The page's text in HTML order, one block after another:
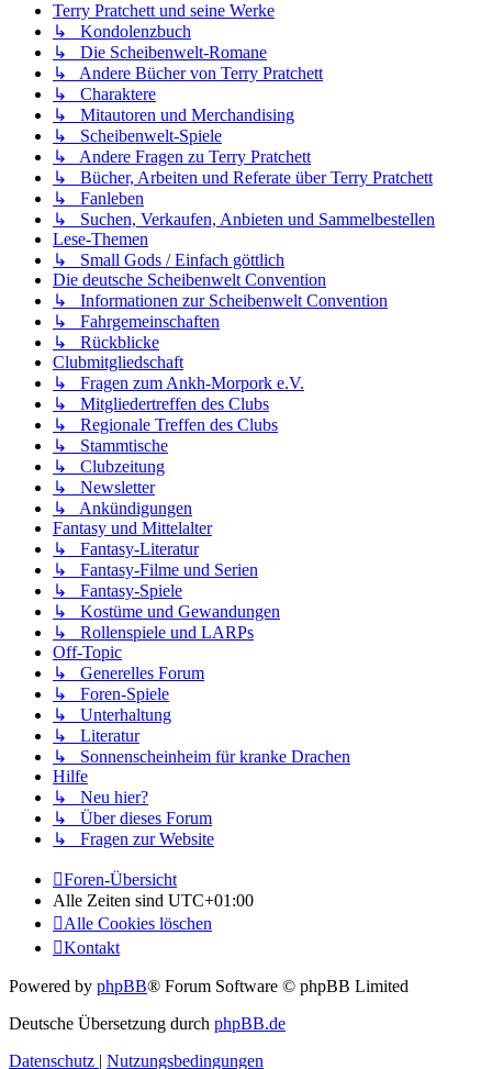
Terry Pratchett und seine Werke
↳ Kondolenzbuch
↳ Die Scheibenwelt-Romane
↳ Andere Bücher von Terry Pratchett
↳ Charaktere
↳ Mitautoren und Merchandising
↳ Scheibenwelt-Spiele
↳ Andere Fragen zu Terry Pratchett
↳ Bücher, Arbeiten und Referate über Terry Pratchett
↳ Fanleben
↳ Suchen, Verkaufen, Anbieten und Sammelbestellen
Lese-Themen
↳ Small Gods / Einfach göttlich
Die deutsche Scheibenwelt Convention
↳ Informationen zur Scheibenwelt Convention
↳ Fahrgemeinschaften
↳ Rückblicke
Clubmitgliedschaft
↳ Fragen zum Ankh-Morpork e.V.
↳ Mitgliedertreffen des Clubs
↳ Regionale Treffen des Clubs
↳ Stammtische
↳ Clubzeitung
↳ Newsletter
↳ Ankündigungen
Fantasy und Mittelalter
↳ Fantasy-Literatur
↳ Fantasy-Filme und Serien
↳ Fantasy-Spiele
↳ Kostüme und Gewandungen
↳ Rollenspiele und LARPs
Off-Topic
↳ Generelles Forum
↳ Foren-Spiele
↳ Unterhaltung
↳ Literatur
↳ Sonnenscheinheim für kranke Drachen
Hilfe
↳ Neu hier?
↳ Über dieses Forum
↳ Fragen zur Website
Foren-Übersicht
Alle Zeiten sind UTC+01:00
Alle Cookies löschen
Kontakt
Powered by phpBB® Forum Software © phpBB Limited
Deutsche Übersetzung durch phpBB.de
Datenschutz | Nutzungsbedingungen